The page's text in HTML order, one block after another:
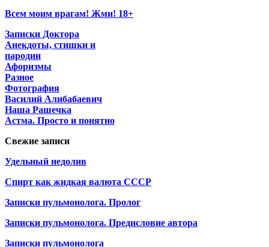
Всем моим врагам! Жми! 18+
Записки Доктора
Анекдоты, стишки и
пародии
Афоризмы
Разное
Фотография
Василий Алибабаевич
Наша Рашечка
Астма. Просто и понятно
Свежие записи
Удельный недолив
Спирт как жидкая валюта СССР
Записки пульмонолога. Пролог
Записки пульмонолога. Предисловие автора
Записки пульмонолога